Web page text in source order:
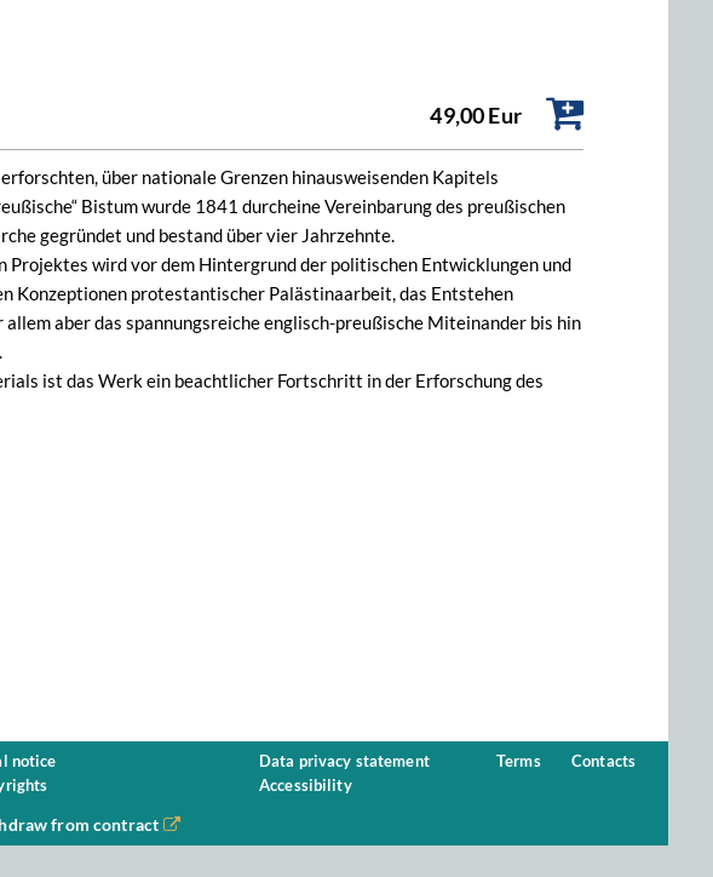
49,00 Eur
über nationale Grenzen hinausweisenden Kapitels
Bistum wurde 1841 durcheine Vereinbarung des preußischen
gegründet und bestand über vier Jahrzehnte.
wird vor dem Hintergrund der politischen Entwicklungen und
Konzeptionen protestantischer Palästinaarbeit, das Entstehen
aber das spannungsreiche englisch-preußische Miteinander bis hin
ist das Werk ein beachtlicher Fortschritt in der Erforschung des
notice
Data privacy statement
Accessibility
Terms Contacts
from contract